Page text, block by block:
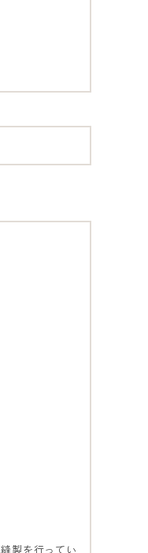
製を行ってい